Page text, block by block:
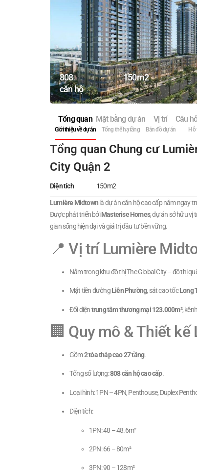
808
căn hộ
150m2
Tổng quan
Giới thiệu về dự án
Mặt bằng dự án
Tổng thể hạ tầng
Vị trí
Bản đồ dự án
Câu
Hỗ
Tổng quan Chung cư
City Quận 2
Diện tích 150m2
Lumière Midtown là dự án căn hộ cao cấp nằm ngay
Được phát triển bởiMasterise Homes, dự án sở hữu vị
gian sống hiện đại và giá trị đầu tư bền vững.
📍 Vị trí Lumière
Nằm trong khu đô thị The Global City – đô thị
Mặt tiền đườngLiên Phường, sát cao tốcLong
Đối diệntrung tâm thương mại 123.000m²,
🏢 Quy mô & Thiết
Gồm2 tòa tháp cao 27 tầng.
Tổng số lượng:808 căn hộ cao cấp.
Loại hình: 1PN – 4PN, Penthouse, Duplex
Diện tích:
1PN: 48 – 48.6m²
2PN: 66 – 80m²
3PN: 90 – 128m²